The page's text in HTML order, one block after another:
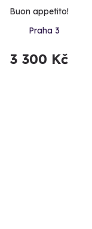
Buon appetito!
Praha 3
3 300 Kč